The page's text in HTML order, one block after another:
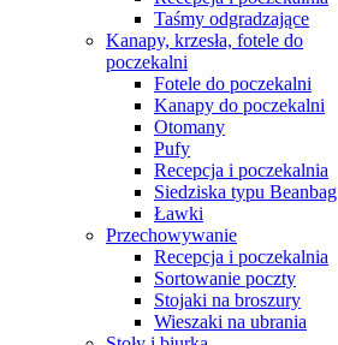
Taśmy odgradzające
Kanapy, krzesła, fotele do
poczekalni
Fotele do poczekalni
Kanapy do poczekalni
Otomany
Pufy
Recepcja i poczekalnia
Siedziska typu Beanbag
Ławki
Przechowywanie
Recepcja i poczekalnia
Sortowanie poczty
Stojaki na broszury
Wieszaki na ubrania